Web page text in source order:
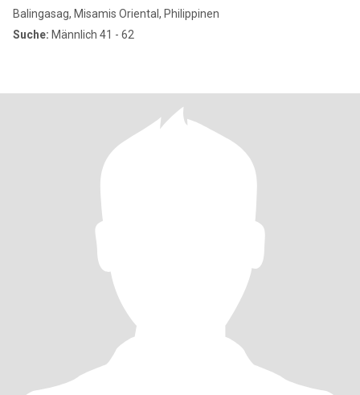
Balingasag, Misamis Oriental, Philippinen
Suche: Männlich 41 - 62